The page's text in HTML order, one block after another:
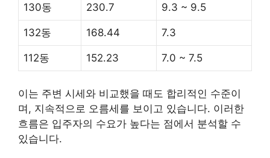
130동 230.7 9.3 ~ 9.5
132동 168.44 7.3
112동 152.23 7.0 ~ 7.5
이는 주변 시세와 비교했을 때도 합리적인 수준이
며, 지속적으로 오름세를 보이고 있습니다. 이러한
흐름은 입주자의 수요가 높다는 점에서 분석할 수
있습니다.